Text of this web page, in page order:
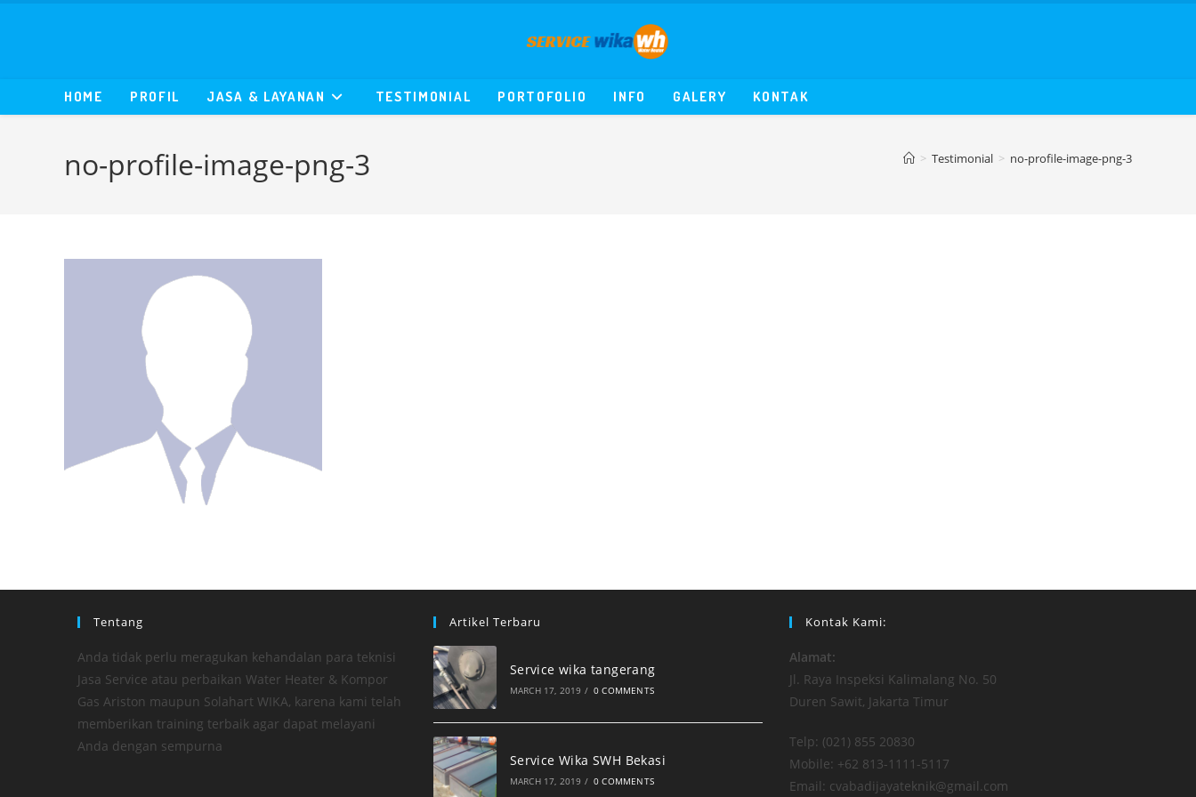
HOME PROFIL JASA & LAYANAN TESTIMONIAL PORTOFOLIO INFO GALERY KONTAK
no-profile-image-png-3 > Testimonial > no-profile-image-png-3
Tentang
Anda tidak perlu meragukan kehandalan para teknisi
Jasa Service atau perbaikan Water Heater & Kompor
Gas Ariston maupun Solahart WIKA, karena kami telah
memberikan training terbaik agar dapat melayani
Anda dengan sempurna
Artikel Terbaru
Service wika tangerang
MARCH 17, 2019 / 0 COMMENTS
Service Wika SWH Bekasi
MARCH 17, 2019 / 0 COMMENTS
Kontak Kami:
Alamat:
Jl. Raya Inspeksi Kalimalang No. 50
Duren Sawit, Jakarta Timur
Telp: (021) 855 20830
Mobile: +62 813-1111-5117
Email: cvabadijayateknik@gmail.com